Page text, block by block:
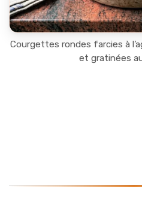
Courgettes rondes farcies à
et gratinées